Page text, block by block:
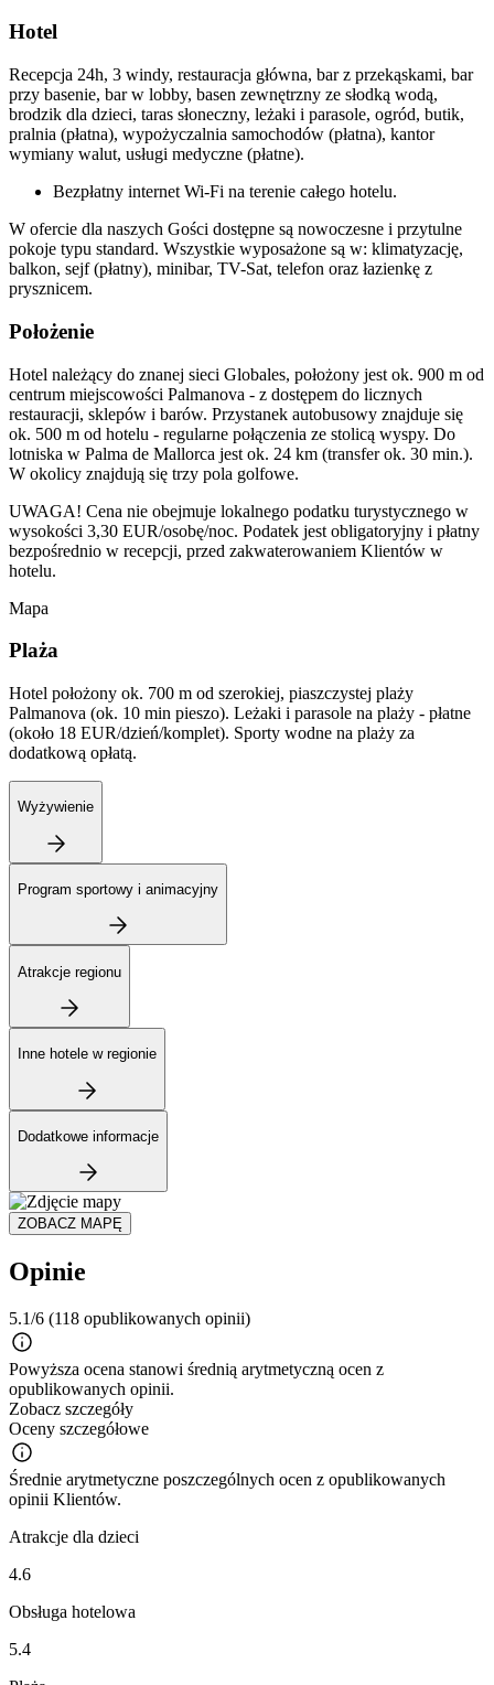
Hotel
Recepcja 24h, 3 windy, restauracja główna, bar z przekąskami, bar
przy basenie, bar w lobby, basen zewnętrzny ze słodką wodą,
brodzik dla dzieci, taras słoneczny, leżaki i parasole, ogród, butik,
pralnia (płatna), wypożyczalnia samochodów (płatna), kantor
wymiany walut, usługi medyczne (płatne).
Bezpłatny internet Wi-Fi na terenie całego hotelu.
W ofercie dla naszych Gości dostępne są nowoczesne i przytulne
pokoje typu standard. Wszystkie wyposażone są w: klimatyzację,
balkon, sejf (płatny), minibar, TV-Sat, telefon oraz łazienkę z
prysznicem.
Położenie
Hotel należący do znanej sieci Globales, położony jest ok. 900 m od
centrum miejscowości Palmanova - z dostępem do licznych
restauracji, sklepów i barów. Przystanek autobusowy znajduje się
ok. 500 m od hotelu - regularne połączenia ze stolicą wyspy. Do
lotniska w Palma de Mallorca jest ok. 24 km (transfer ok. 30 min.).
W okolicy znajdują się trzy pola golfowe.
UWAGA! Cena nie obejmuje lokalnego podatku turystycznego w
wysokości 3,30 EUR/osobę/noc. Podatek jest obligatoryjny i płatny
bezpośrednio w recepcji, przed zakwaterowaniem Klientów w
hotelu.
Mapa
Plaża
Hotel położony ok. 700 m od szerokiej, piaszczystej plaży
Palmanova (ok. 10 min pieszo). Leżaki i parasole na plaży - płatne
(około 18 EUR/dzień/komplet). Sporty wodne na plaży za
dodatkową opłatą.
Wyżywienie
Program sportowy i animacyjny
Atrakcje regionu
Inne hotele w regionie
Dodatkowe informacje
ZOBACZ MAPĘ
Opinie
5.1/6 (118 opublikowanych opinii)
Powyższa ocena stanowi średnią arytmetyczną ocen z
opublikowanych opinii.
Zobacz szczegóły
Oceny szczegółowe
Średnie arytmetyczne poszczególnych ocen z opublikowanych
opinii Klientów.
Atrakcje dla dzieci
4.6
Obsługa hotelowa
5.4